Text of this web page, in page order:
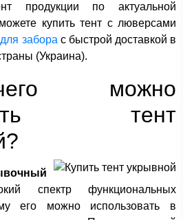
продукции по актуальной
купить тент с люверсами
забора с быстрой доставкой в
(Украина).
можно
тент
спектр функциональных
его можно использовать в